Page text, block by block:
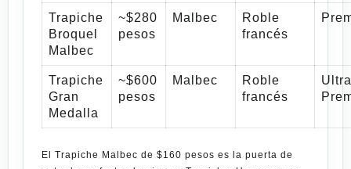
Trapiche
Broquel
Malbec
~$280
pesos
Malbec
Roble
francés
Trapiche
Gran
Medalla
~$600
pesos
Malbec
Roble
francés
Ultra
El Trapiche Malbec de $160 pesos es la puerta de